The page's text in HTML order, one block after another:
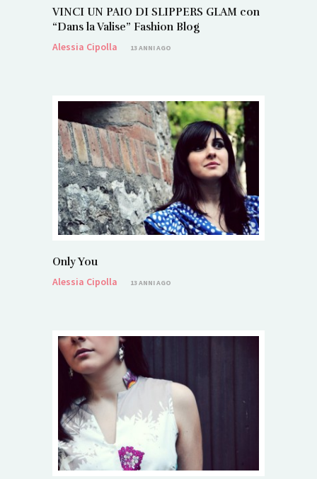
VINCI UN PAIO DI SLIPPERS GLAM con
“Dans la Valise” Fashion Blog
Alessia Cipolla
13 ANNI AGO
Only You
Alessia Cipolla
13 ANNI AGO